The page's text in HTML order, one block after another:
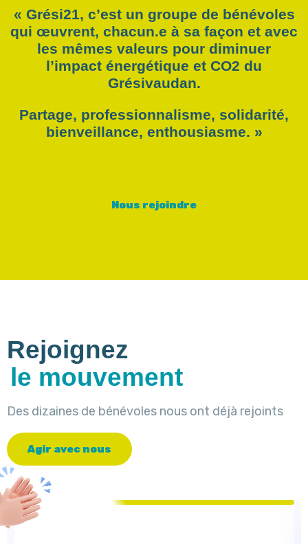
« Grési21, c’est un groupe de bénévoles
qui œuvrent, chacun.e à sa façon et avec
les mêmes valeurs pour diminuer
l’impact énergétique et CO2 du
Grésivaudan.
Partage, professionnalisme, solidarité,
bienveillance, enthousiasme. »
Nous rejoindre
Rejoignez
le mouvement
Des dizaines de bénévoles nous ont déjà rejoints
Agir avec nous